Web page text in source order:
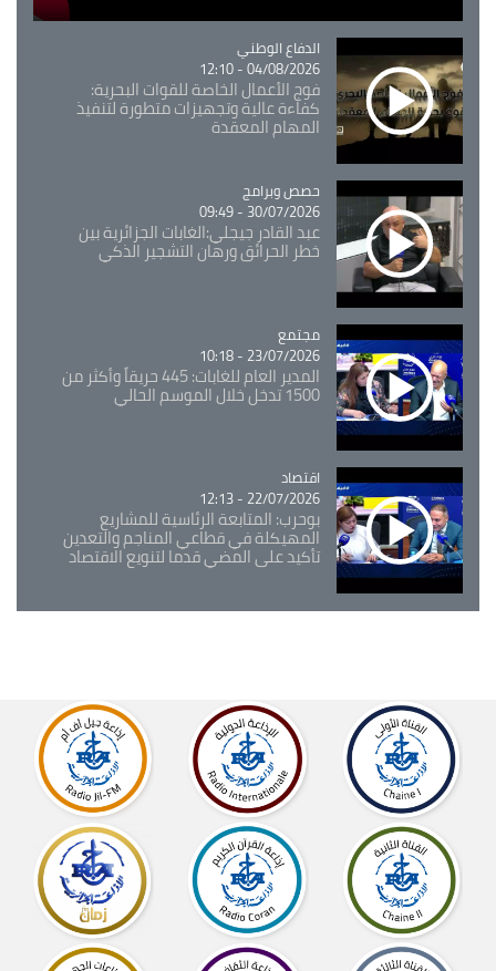
Catégorie
الدفاع الوطني
04/08/2026 - 12:10
فوج الأعمال الخاصة للقوات البحرية:
كفاءة عالية وتجهيزات متطورة لتنفيذ
المهام المعقدة
Catégorie
حصص وبرامج
30/07/2026 - 09:49
عبد القادر جيجلي:الغابات الجزائرية بين
خطر الحرائق ورهان التشجير الذكي
Catégorie
مجتمع
23/07/2026 - 10:18
المدير العام للغابات: 445 حريقاً وأكثر من
1500 تدخل خلال الموسم الحالي
Catégorie
اقتصاد
22/07/2026 - 12:13
بوحرب: المتابعة الرئاسية للمشاريع
المهيكلة في قطاعي المناجم والتعدين
تأكيد على المضي قدما لتنويع الاقتصاد